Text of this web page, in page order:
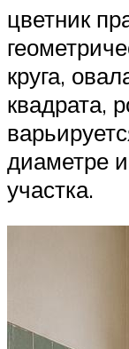
цветник
круга,
квадрата,
диаметре
участка.